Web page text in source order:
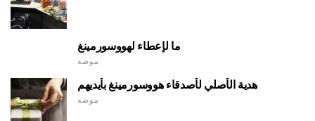
ما لإعطاء لهووسورمينغ
موضة
هدية الأصلي لأصدقاء هووسورمينغ بأيديهم
موضة